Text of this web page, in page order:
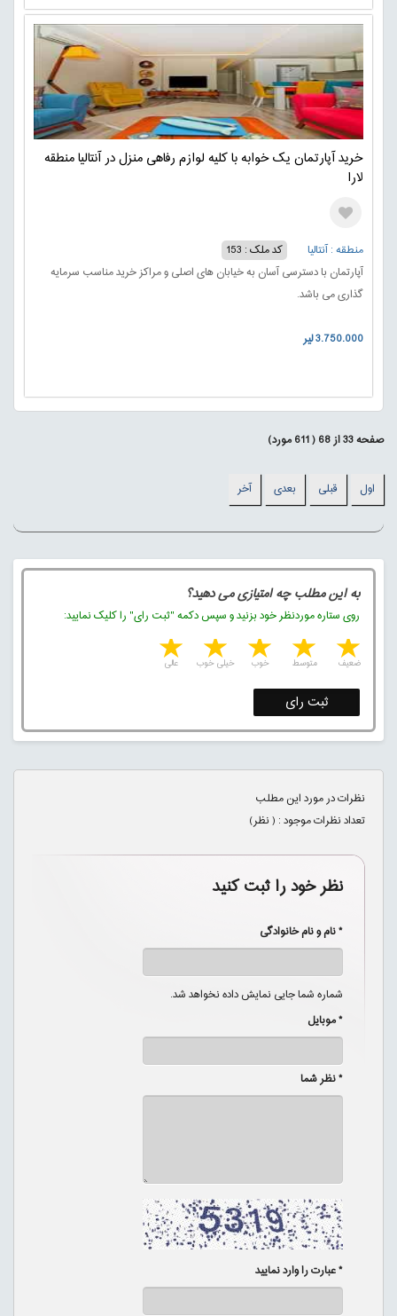
خرید آپارتمان یک خوابه با کلیه لوازم رفاهی منزل در آنتالیا منطقه
لارا
منطقه : آنتالیا
کد ملک : 153
آپارتمان با دسترسی آسان به خیابان های اصلی و مراکز خرید مناسب سرمایه
گذاری می باشد.
3.750.000 لیر
صفحه33از68
(
611مورد)
اول قبلی بعدی آخر
به این مطلب چه امتیازی می دهید؟
روی ستاره موردنظر خود بزنید و سپس دکمه "ثبت رای" را کلیک نمایید:
4 stars 3 stars 2 stars 1 star عالی خیلی خوب خوب متوسط ضعیف
ثبت رای
نظرات در مورد این مطلب
تعداد نظرات موجود : (نظر)
نظر خود را ثبت کنید
* نام و نام خانوادگی
شماره شما جایی نمایش داده نخواهد شد.
* موبایل
* نظر شما
* عبارت را وارد نمایید